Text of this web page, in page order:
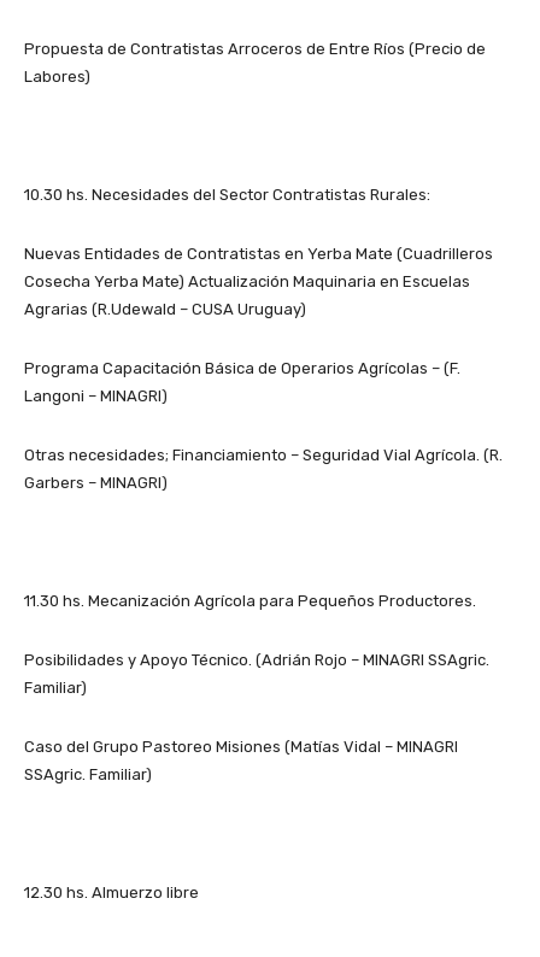
Propuesta de Contratistas Arroceros de Entre Ríos (Precio de
Labores)
10.30 hs. Necesidades del Sector Contratistas Rurales:
Nuevas Entidades de Contratistas en Yerba Mate (Cuadrilleros
Cosecha Yerba Mate) Actualización Maquinaria en Escuelas
Agrarias (R.Udewald – CUSA Uruguay)
Programa Capacitación Básica de Operarios Agrícolas – (F.
Langoni – MINAGRI)
Otras necesidades; Financiamiento – Seguridad Vial Agrícola. (R.
Garbers – MINAGRI)
11.30 hs. Mecanización Agrícola para Pequeños Productores.
Posibilidades y Apoyo Técnico. (Adrián Rojo – MINAGRI SSAgric.
Familiar)
Caso del Grupo Pastoreo Misiones (Matías Vidal – MINAGRI
SSAgric. Familiar)
12.30 hs. Almuerzo libre